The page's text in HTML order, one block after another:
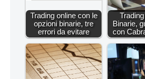
Trading online con le
opzioni binarie, tre
errori da evitare
Binarie,
con